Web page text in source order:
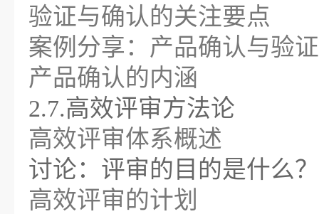
验证与确认的关注要点
案例分享：产品确认与验
产品确认的内涵
2.7.高效评审方法论
高效评审体系概述
讨论：评审的目的是什么？
高效评审的计划